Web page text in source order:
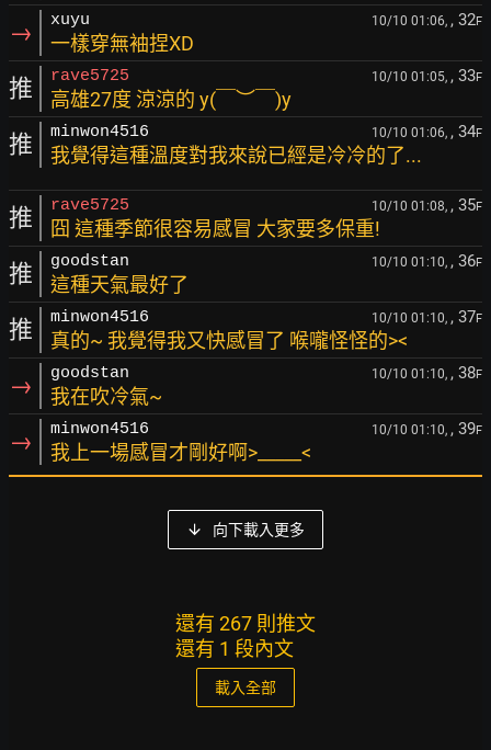
→ xuyu 10/10 01:06, , 32F
一樣穿無袖捏XD
推 rave5725 10/10 01:05, , 33F
高雄27度 涼涼的 y(￣︶￣)y
推 minwon4516 10/10 01:06, , 34F
我覺得這種溫度對我來說已經是冷冷的了...
推 rave5725 10/10 01:08, , 35F
囧 這種季節很容易感冒 大家要多保重!
推 goodstan 10/10 01:10, , 36F
這種天氣最好了
推 minwon4516 10/10 01:10, , 37F
真的~ 我覺得我又快感冒了 喉嚨怪怪的><
→ goodstan 10/10 01:10, , 38F
我在吹冷氣~
→ minwon4516 10/10 01:10, , 39F
我上一場感冒才剛好啊>_____<
向下載入更多
還有 267 則推文
還有 1 段內文
載入全部